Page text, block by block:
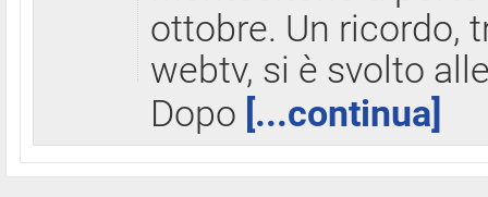
ottobre. Un ricordo,
webtv, si è svolto
Dopo [...continua]